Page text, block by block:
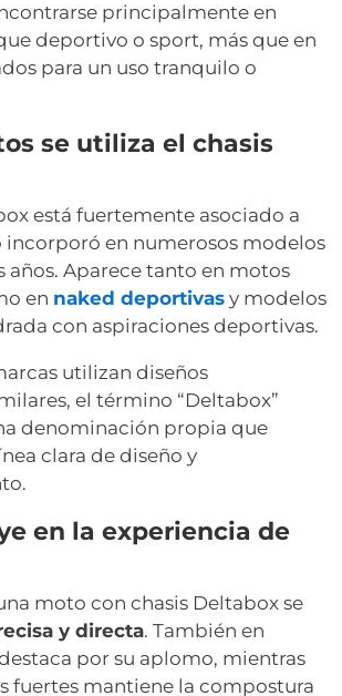
principalmente en
deportivo o sport, más que en
para un uso tranquilo o
se utiliza el chasis
está fuertemente asociado a
incorporó en numerosos modelos
años. Aparece tanto en motos
en naked deportivas y modelos
con aspiraciones deportivas.
utilizan diseños
el término “Deltabox”
denominación propia que
clara de diseño y
en la experiencia de
moto con chasis Deltabox se
y directa. También en
por su aplomo, mientras
fuertes mantiene la compostura